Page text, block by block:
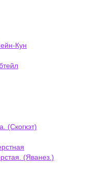
Кун
(Скогкэт)
(Яванез.)